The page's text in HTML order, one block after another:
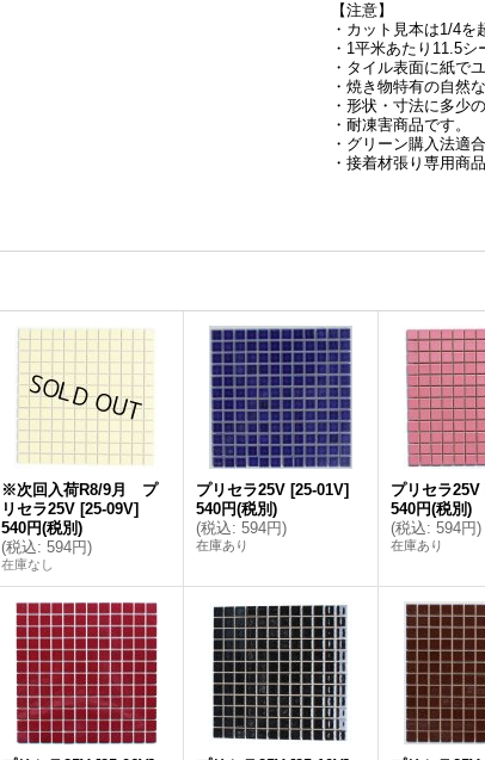
【注意】
・カット見本は1/4を
・1平米あたり11.5シ
・タイル表面に紙で
・焼き物特有の自然
・形状・寸法に多少
・耐凍害商品です。
・グリーン購入法適
・接着材張り専用商
※次回入荷R8/9月 プ
リセラ25V [25-09V]
540円(税別)
(税込: 594円)
在庫なし
プリセラ25V [25-01V]
540円(税別)
(税込: 594円)
在庫あり
プリセラ25V
540円(税別)
(税込: 594円)
在庫あり